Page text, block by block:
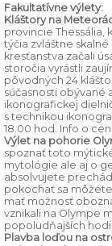
Fakultatívne výlety:
Kláštory na
provincie Thessália,
týčia zvláštne
kresťanstva začali
storočia vyrástli
pôvodných 24
súčasnosti obývané
ikonografickej
s technikou
18.00 hod. Info o
Výlet na pohorie
spoznať toto
mytológie ale aj o
absolvujete
pokochať sa
mať možnosť
vznikali na Olympe
popoludňajších
Plavba loďou na